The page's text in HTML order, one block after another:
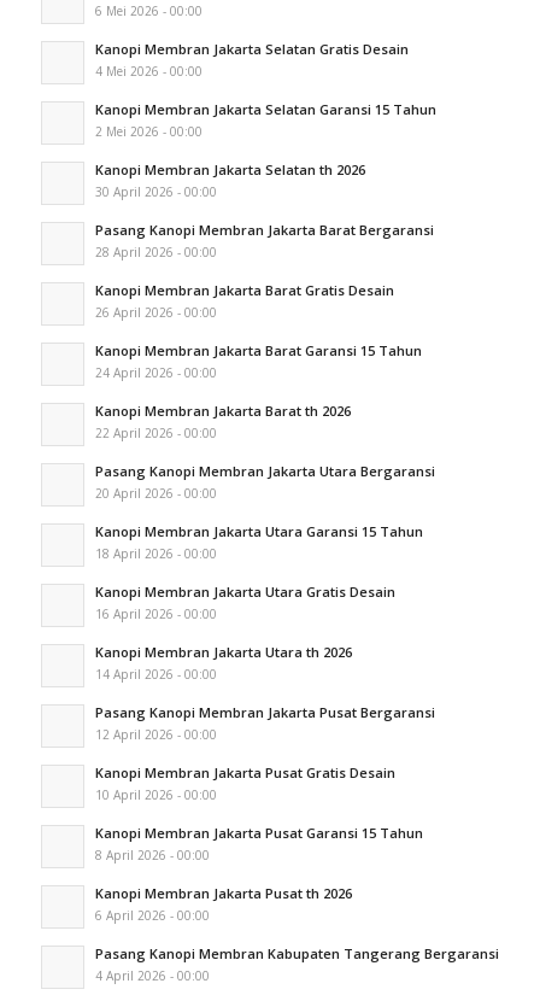
6 Mei 2026 - 00:00
Kanopi Membran Jakarta Selatan Gratis Desain
4 Mei 2026 - 00:00
Kanopi Membran Jakarta Selatan Garansi 15 Tahun
2 Mei 2026 - 00:00
Kanopi Membran Jakarta Selatan th 2026
30 April 2026 - 00:00
Pasang Kanopi Membran Jakarta Barat Bergaransi
28 April 2026 - 00:00
Kanopi Membran Jakarta Barat Gratis Desain
26 April 2026 - 00:00
Kanopi Membran Jakarta Barat Garansi 15 Tahun
24 April 2026 - 00:00
Kanopi Membran Jakarta Barat th 2026
22 April 2026 - 00:00
Pasang Kanopi Membran Jakarta Utara Bergaransi
20 April 2026 - 00:00
Kanopi Membran Jakarta Utara Garansi 15 Tahun
18 April 2026 - 00:00
Kanopi Membran Jakarta Utara Gratis Desain
16 April 2026 - 00:00
Kanopi Membran Jakarta Utara th 2026
14 April 2026 - 00:00
Pasang Kanopi Membran Jakarta Pusat Bergaransi
12 April 2026 - 00:00
Kanopi Membran Jakarta Pusat Gratis Desain
10 April 2026 - 00:00
Kanopi Membran Jakarta Pusat Garansi 15 Tahun
8 April 2026 - 00:00
Kanopi Membran Jakarta Pusat th 2026
6 April 2026 - 00:00
Pasang Kanopi Membran Kabupaten Tangerang Bergaransi
4 April 2026 - 00:00